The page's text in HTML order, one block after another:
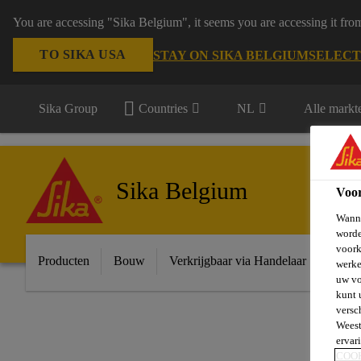
You are accessing "Sika Belgium", it seems you are accessing it
TO SIKA USA STAY ON SIKA BELGIUM
Sika Group Countries NL Alle
Sika Belgium
Producten Bouw Verkrijgbaar via Handelaar
uw
kunt